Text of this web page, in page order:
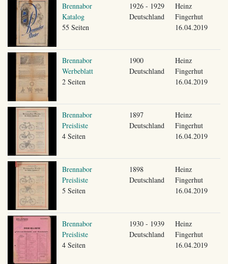
Brennabor
Katalog
55 Seiten
1926 - 1929
Deutschland
Heinz
Fingerhut
16.04.2019
Brennabor
Werbeblatt
2 Seiten
1900
Deutschland
Heinz
Fingerhut
16.04.2019
Brennabor
Preisliste
4 Seiten
1897
Deutschland
Heinz
Fingerhut
16.04.2019
Brennabor
Preisliste
5 Seiten
1898
Deutschland
Heinz
Fingerhut
16.04.2019
Brennabor
Preisliste
4 Seiten
1930 - 1939
Deutschland
Heinz
Fingerhut
16.04.2019